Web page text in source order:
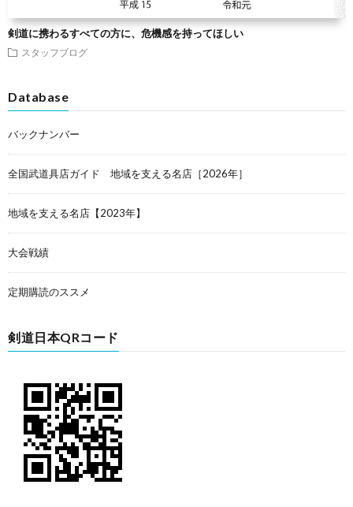
剣道に携わるすべての方に、危機感を持ってほしい
スタッフブログ
Database
バックナンバー
全国武道具店ガイド 地域を支える名店［2026年］
地域を支える名店【2023年】
大会戦績
定期購読のススメ
剣道日本QRコード